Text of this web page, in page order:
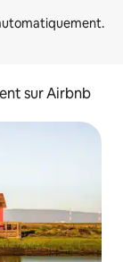
sur Airbnb